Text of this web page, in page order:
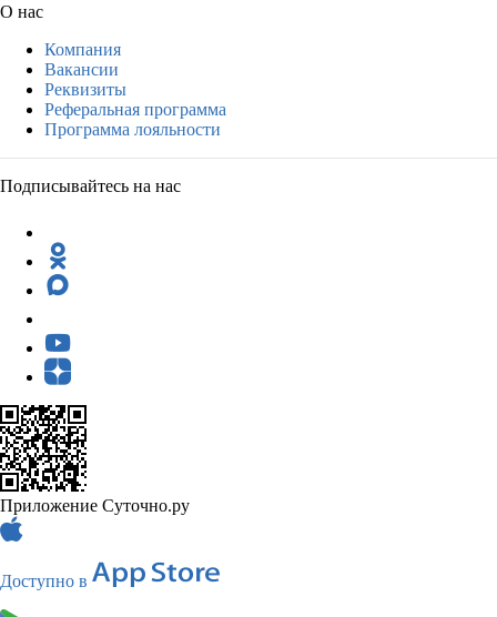
О нас
Компания
Вакансии
Реквизиты
Реферальная программа
Программа лояльности
Подписывайтесь на нас
Приложение Суточно.ру
Доступно в